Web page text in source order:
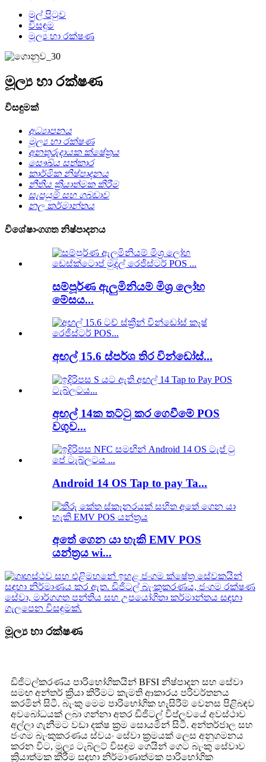
මුල් පිටුව
විසඳුම
මූල්‍ය හා රක්ෂණ
මූල්‍ය හා රක්ෂණ
විසඳුමක්
අධ්‍යාපනය
මූල්‍ය හා රක්ෂණ
අනතුරුදායක ක්ෂේත්‍රය
සෞඛ්ය සත්කාර
කාර්මික නිෂ්පාදනය
නීතිය ක්‍රියාත්මක කිරීම
සැපයුම් සහ ගබඩාව
නල කර්මාන්තය
විශේෂාංගගත නිෂ්පාදනය
සම්පූර්ණ ඇලුමිනියම් මිශ්‍ර ලෝහ
මේසය...
අඟල් 15.6 ස්පර්ශ තිර වින්ඩෝස්...
අඟල් 14ක තට්ටු කර ගෙවීමේ POS
වගුව...
Android 14 OS Tap to pay Ta...
අතේ ගෙන යා හැකි EMV POS
යන්ත්‍රය wi...
මූල්‍ය හා රක්ෂණ
ඩිජිටල්කරණය පාරිභෝගිකයින් BFSI නිෂ්පාදන සහ සේවා
සමඟ අන්තර් ක්‍රියා කිරීමට කැමති ආකාරය පරිවර්තනය
කරමින් සිටී. බැංකු මෙම පාරිභෝගික හැසිරීම් වෙනස පිළිබඳව
අවබෝධයක් ලබා ගන්නා අතර ඩිජිටල් විප්ලවයේ අවස්ථාව
අල්ලා ගැනීමට වඩා දක්ෂ ක්‍රම සොයමින් සිටී. අන්තර්ජාල සහ
ජංගම බැංකුකරණය ස්වයං සේවා ක්‍රමයක් ලෙස අනුගමනය
කරන විට, මූල්‍ය ටැබ්ලට් විසඳුම ගෙයින් ගෙට බැංකු සේවාව
ක්‍රියාත්මක කිරීම සඳහා නිර්මාණාත්මක පාරිභෝගික